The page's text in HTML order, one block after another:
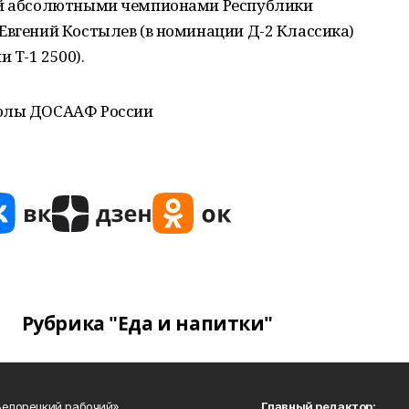
абсолютными чемпионами Республики
Костылев (в номинации Д-2 Классика)
Т-1 2500).
ДОСААФ России
Рубрика "Еда и напитки"